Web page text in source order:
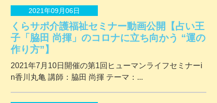
2021年09月06日
くらサポ介護福祉セミナー動画公開【占い王
子「脇田 尚揮」のコロナに立ち向かう “運の
作り方”】
2021年7月10日開催の第1回ヒューマンライフセミナーi
n香川丸亀 講師：脇田 尚揮 テーマ：...